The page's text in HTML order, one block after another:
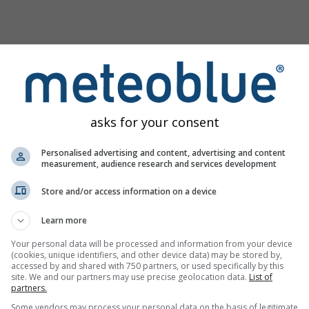
зображення
Sorède надає всю погодну інформацію у 3 простих
піктограмами. Жовтий фон позначає денне світло.
від незначної хмарності (світло-сірий) до суцільної
показують погодинні опади, а світло-сині — зливи.
вітру позначені синім, а пориви — зеленим. Вістря стрілок
що й вітер.
asks for your consent
Personalised advertising and content, advertising and content
measurement, audience research and services development
Store and/or access information on a device
Learn more
Your personal data will be processed and information from your device
(cookies, unique identifiers, and other device data) may be stored by,
accessed by and shared with 750 partners, or used specifically by this
site. We and our partners may use precise geolocation data. List of
partners.